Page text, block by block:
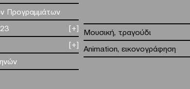
Προγραμμάτων
[+]
[+]
Μουσική, τραγούδι
Animation, εικονογράφηση